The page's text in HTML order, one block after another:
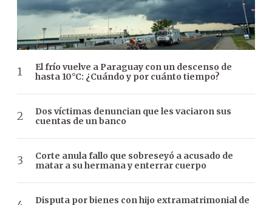
El frío vuelve a Paraguay con un descenso de
hasta 10°C: ¿Cuándo y por cuánto tiempo?
Dos víctimas denuncian que les vaciaron sus
cuentas de un banco
Corte anula fallo que sobreseyó a acusado de
matar a su hermana y enterrar cuerpo
Disputa por bienes con hijo extramatrimonial de